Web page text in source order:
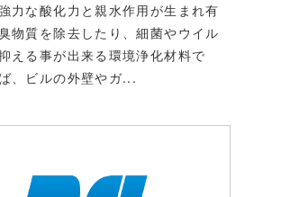
力な酸化力と親水作用が生まれ有
物質を除去したり、細菌やウイル
える事が出来る環境浄化材料で
、ビルの外壁やガ...